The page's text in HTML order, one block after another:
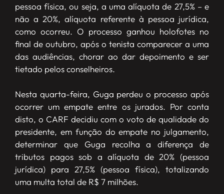
pessoa física, ou seja, a uma alíquota de 27,5% – e
não a 20%, alíquota referente à pessoa jurídica,
como ocorreu. O processo ganhou holofotes no
final de outubro, após o tenista comparecer a uma
das audiências, chorar ao dar depoimento e ser
tietado pelos conselheiros.
Nesta quarta-feira, Guga perdeu o processo após
ocorrer um empate entre os jurados. Por conta
disto, o CARF decidiu com o voto de qualidade do
presidente, em função do empate no julgamento,
determinar que Guga recolha a diferença de
tributos pagos sob a alíquota de 20% (pessoa
jurídica) para 27,5% (pessoa física), totalizando
uma multa total de R$ 7 milhões.